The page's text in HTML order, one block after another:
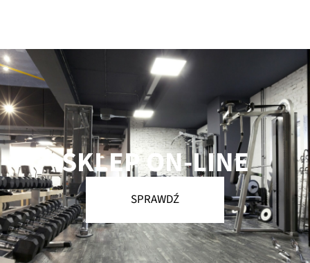
SKLEP ON-LINE
SPRAWDŹ